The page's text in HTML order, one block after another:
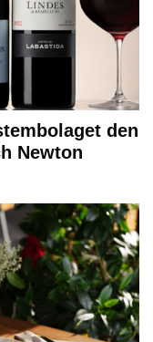
den
Newton